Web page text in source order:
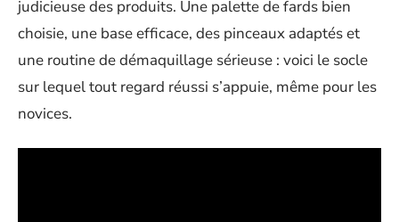
judicieuse des produits. Une palette de fards bien
choisie, une base efficace, des pinceaux adaptés et
une routine de démaquillage sérieuse : voici le socle
sur lequel tout regard réussi s’appuie, même pour les
novices.